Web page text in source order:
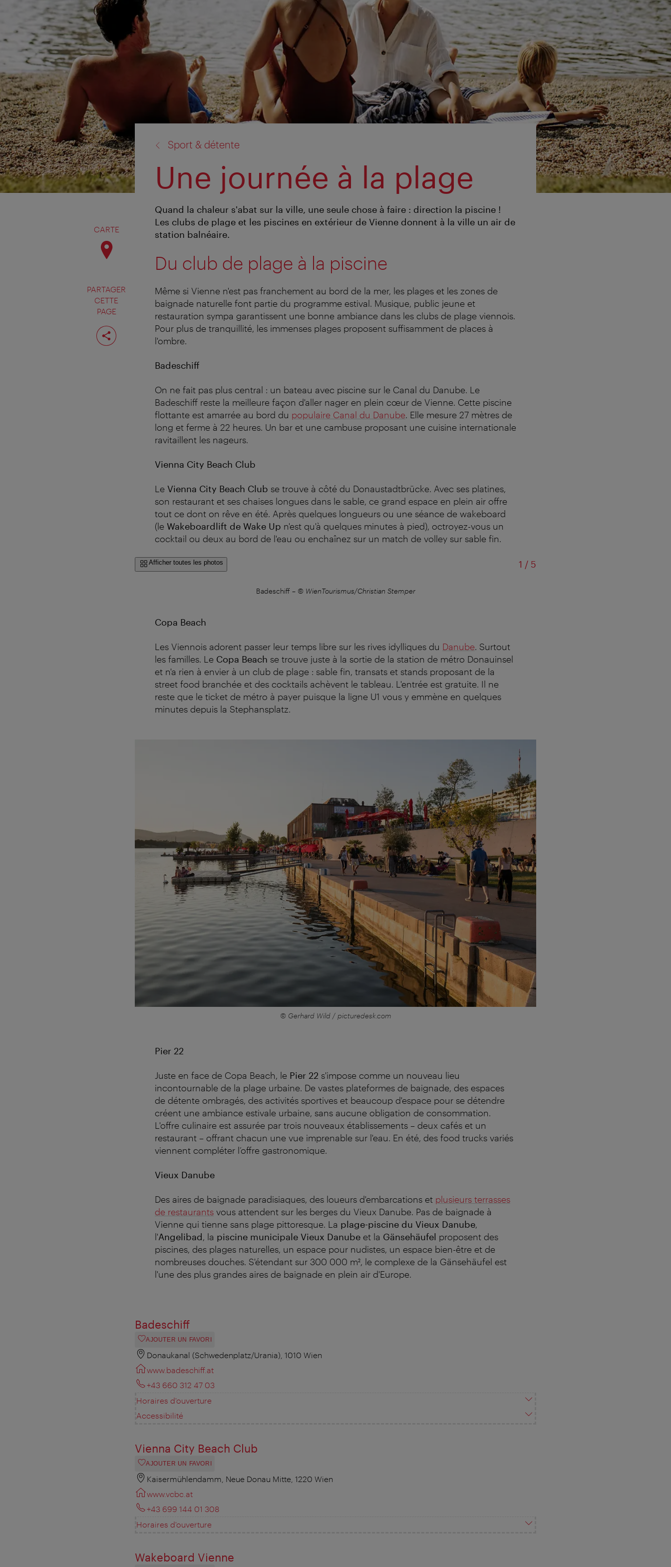
CARTE
PARTAGER
CETTE
PAGE
Partager
cette
page
Sport & détente
Une journée à la plage
Quand la chaleur s'abat sur la ville, une seule chose à faire : direction la piscine !
Les clubs de plage et les piscines en extérieur de Vienne donnent à la ville un air de
station balnéaire.
Du club de plage à la piscine
Même si Vienne n'est pas franchement au bord de la mer, les plages et les zones de
baignade naturelle font partie du programme estival. Musique, public jeune et
restauration sympa garantissent une bonne ambiance dans les clubs de plage viennois.
Pour plus de tranquillité, les immenses plages proposent suffisamment de places à
l'ombre.
Badeschiff
On ne fait pas plus central : un bateau avec piscine sur le Canal du Danube. Le
Badeschiff reste la meilleure façon d'aller nager en plein cœur de Vienne. Cette piscine
flottante est amarrée au bord du populaire Canal du Danube. Elle mesure 27 mètres de
long et ferme à 22 heures. Un bar et une cambuse proposant une cuisine internationale
ravitaillent les nageurs.
Vienna City Beach Club
Le Vienna City Beach Club se trouve à côté du Donaustadtbrücke. Avec ses platines,
son restaurant et ses chaises longues dans le sable, ce grand espace en plein air offre
tout ce dont on rêve en été. Après quelques longueurs ou une séance de wakeboard
(le Wakeboardlift de Wake Up n'est qu'à quelques minutes à pied), octroyez-vous un
cocktail ou deux au bord de l'eau ou enchaînez sur un match de volley sur sable fin.
Afficher toutes les photos 1 /sur
5
Badeschiff– © WienTourismus/Christian Stemper
Copa Beach
Les Viennois adorent passer leur temps libre sur les rives idylliques du Danube. Surtout
les familles. Le Copa Beach se trouve juste à la sortie de la station de métro Donauinsel
et n'a rien à envier à un club de plage : sable fin, transats et stands proposant de la
street food branchée et des cocktails achèvent le tableau. L'entrée est gratuite. Il ne
reste que le ticket de métro à payer puisque la ligne U1 vous y emmène en quelques
minutes depuis la Stephansplatz.
© Gerhard Wild / picturedesk.com
Pier 22
Juste en face de Copa Beach, le Pier 22 s'impose comme un nouveau lieu
incontournable de la plage urbaine. De vastes plateformes de baignade, des espaces
de détente ombragés, des activités sportives et beaucoup d'espace pour se détendre
créent une ambiance estivale urbaine, sans aucune obligation de consommation.
L'offre culinaire est assurée par trois nouveaux établissements – deux cafés et un
restaurant – offrant chacun une vue imprenable sur l'eau. En été, des food trucks variés
viennent compléter l’offre gastronomique.
Vieux Danube
Des aires de baignade paradisiaques, des loueurs d'embarcations et plusieurs terrasses
de restaurants vous attendent sur les berges du Vieux Danube. Pas de baignade à
Vienne qui tienne sans plage pittoresque. La plage-piscine du Vieux Danube,
l'Angelibad, la piscine municipale Vieux Danube et la Gänsehäufel proposent des
piscines, des plages naturelles, un espace pour nudistes, un espace bien-être et de
nombreuses douches. S'étendant sur 300 000 m², le complexe de la Gänsehäufel est
l'une des plus grandes aires de baignade en plein air d'Europe.
Badeschiff
AJOUTER UN FAVORI
Donaukanal (Schwedenplatz/Urania), 1010 Wien
www.badeschiff.at
+43 660 312 47 03
Horaires d'ouverture
Accessibilité
Vienna City Beach Club
AJOUTER UN FAVORI
Kaisermühlendamm, Neue Donau Mitte, 1220 Wien
www.vcbc.at
+43 699 144 01 308
Horaires d'ouverture
Wakeboard Vienne